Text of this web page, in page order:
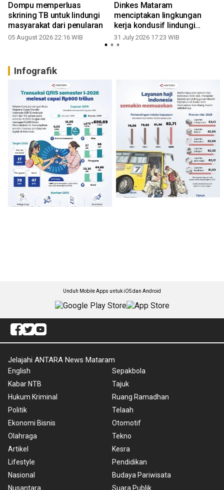
Dompu memperluas
skrining TB untuk lindungi
masyarakat dari penularan
05 August 2026 22:16 WIB
Dinkes Mataram
menciptakan lingkungan
kerja kondusif lindungi
dokter muda
31 July 2026 17:23 WIB
Infografik
Unduh Mobile Apps untuk iOS dan Android
Jelajahi ANTARA News Mataram
English
Kabar NTB
Hukum Kriminal
Politik
Ekonomi Bisnis
Olahraga
Artikel
Lifestyle
Nasional
Nusantara
Sepakbola
Tajuk
Ruang Ramadhan
Telaah
Otomotif
Tekno
Kesra
Pendidikan
Budaya Pariwisata
Suara Publik